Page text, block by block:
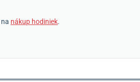
na nákup hodiniek.